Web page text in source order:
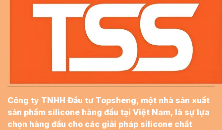
Công ty TNHH Đầu tư Topsheng, một nhà sản xuất
sản phẩm silicone hàng đầu tại Việt Nam, là sự lựa
chọn hàng đầu cho các giải pháp silicone chất